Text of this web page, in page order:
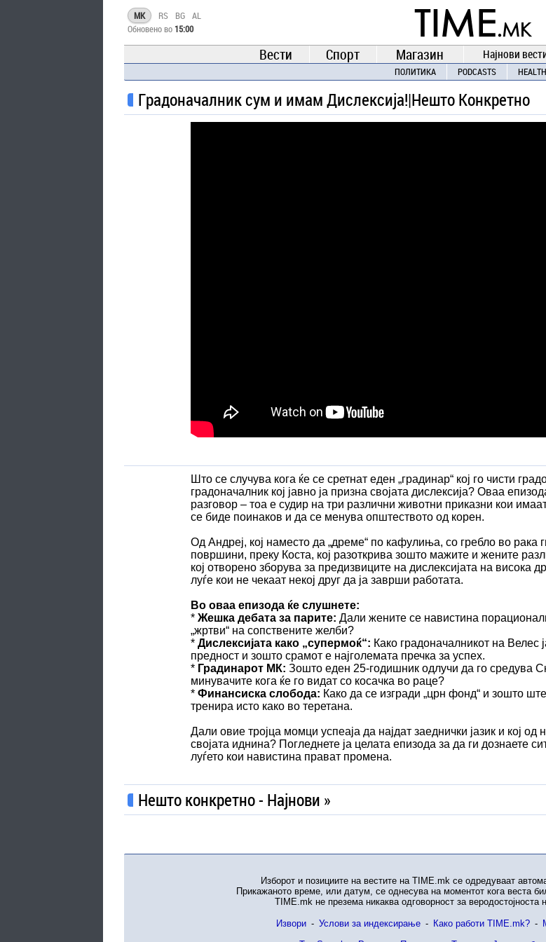
TIME.mk
ВЕСТИ
NEWS
MK RS BG AL
Обновено во 15:00
Вести Спорт Магазин Најнови
ПОЛИТИКА PODCASTS HEALTH
Градоначалник сум и имам Дислексија!|Нешто Конкретно
Што се случува кога ќе се сретнат еден „градинар“ кој го чисти
градоначалник кој јавно ја призна својата дислексија? Оваа
разговор – тоа е судир на три различни животни приказни кои
се биде поинаков и да се менува општеството од корен.
Од Андреј, кој наместо да „дреме“ по кафулиња, со гребло во рака
површини, преку Коста, кој разоткрива зошто мажите и жените
кој отворено зборува за предизвиците на дислексијата на висока
луѓе кои не чекаат некој друг да ја заврши работата.
Во оваа епизода ќе слушнете:
* Жешка дебата за парите: Дали жените се навистина
„жртви“ на сопствените желби?
* Дислексијата како „супермоќ“: Како градоначалникот на Велес
предност и зошто срамот е најголемата пречка за успех.
* Градинарот МК: Зошто еден 25-годишник одлучи да го средува
минувачите кога ќе го видат со косачка во раце?
* Финансиска слобода: Како да се изгради „црн фонд“ и зошто
тренира исто како во теретана.
Дали овие тројца момци успеаја да најдат заеднички јазик и кој од
својата иднина? Погледнете ја целата епизода за да ги дознаете
луѓето кои навистина прават промена.
Нешто конкретно - Најнови »
Изборот и позициите на вестите на TIME.mk се одредуваат
Прикажаното време, или датум, се однесува на моментот кога веста
TIME.mk не презема никаква одговорност за
Извори - Услови за индексирање - Како работи TIME.mk? -